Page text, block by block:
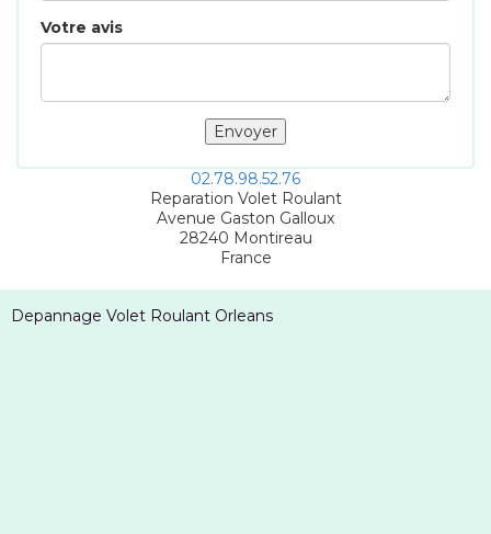
Votre avis
02.78.98.52.76
Reparation Volet Roulant
Avenue Gaston Galloux
28240 Montireau
France
Depannage Volet Roulant Orleans